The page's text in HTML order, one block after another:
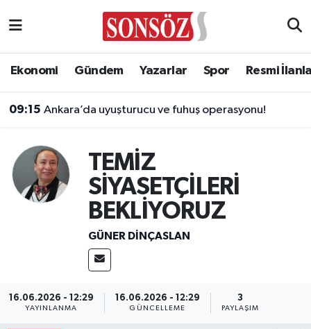
Ekonomi Gündem Yazarlar Spor Resmi
09:15 Ankara’da uyuşturucu ve fuhuş operasyonu!
TEMİZ
SİYASETÇİLERİ
BEKLİYORUZ
GÜNER DINÇASLAN
16.06.2026 - 12:29
YAYINLANMA
16.06.2026 - 12:29
GÜNCELLEME
3
PAYLAŞIM
Asayiş
Biyografi
Çevre
Eğitim
Ankara Nöbetçi Eczaneler
Ankara Trafik Yoğunluk Haritası
Süper Lig Puan Durumu ve Fikstür
Tüm Manşetler
Son Dakika Haberleri
Haber Arşivi